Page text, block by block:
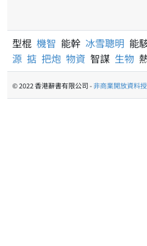
型棍 機智 能幹 冰雪聰明 能
源 掂 把炮 物資 智謀 生物
© 2022 香港辭書有限公司 -非商業開放資料